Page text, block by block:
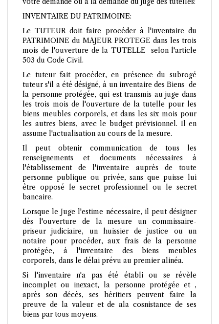
INVENTAIRE DU PATRIMOINE:
Le TUTEUR doit faire procéder à l'inventaire du
PATRIMOINE du MAJEUR PROTEGE dans les trois
mois de l'ouverture de la TUTELLE selon l'article
503 du Code Civil.
Le tuteur fait procéder, en présence du subrogé
tuteur s'il a été désigné, à un inventaire des Biens de
la personne protégée, qui est transmis au juge dans
les trois mois de l'ouverture de la tutelle pour les
biens meubles corporels, et dans les six mois pour
les autres biens, avec le budget prévisionnel. Il en
assume l'actualisation au cours de la mesure.
Il peut obtenir communication de tous les
renseignements et documents nécessaires à
l'établissement de l'inventaire auprès de toute
personne publique ou privée, sans que puisse lui
être opposé le secret professionnel ou le secret
bancaire.
Lorsque le Juge l'estime nécessaire, il peut désigner
dès l'ouverture de la mesure un commissaire-
priseur judiciaire, un huissier de justice ou un
notaire pour procéder, aux frais de la personne
protégée, à l'inventaire des biens meubles
corporels, dans le délai prévu au premier alinéa.
Si l'inventaire n'a pas été établi ou se révèle
incomplet ou inexact, la personne protégée et ,
après son décès, ses héritiers peuvent faire la
preuve de la valeur et de ala cosnistance de ses
biens par tous moyens.